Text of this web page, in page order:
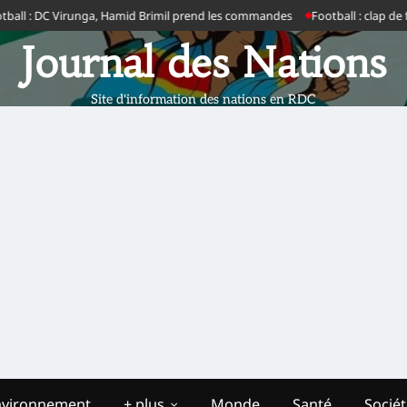
Hamid Brimil prend les commandes Football : clap de fin entre
Journal des Nations
Site d'information des nations en RDC